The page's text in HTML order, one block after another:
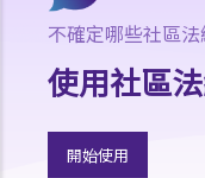
b. 以信託法團為受權人
5. 多於一名受權人？
a. 共同行事
b. 共同和各別行事
不確定哪些社區
使用社區
開始使用